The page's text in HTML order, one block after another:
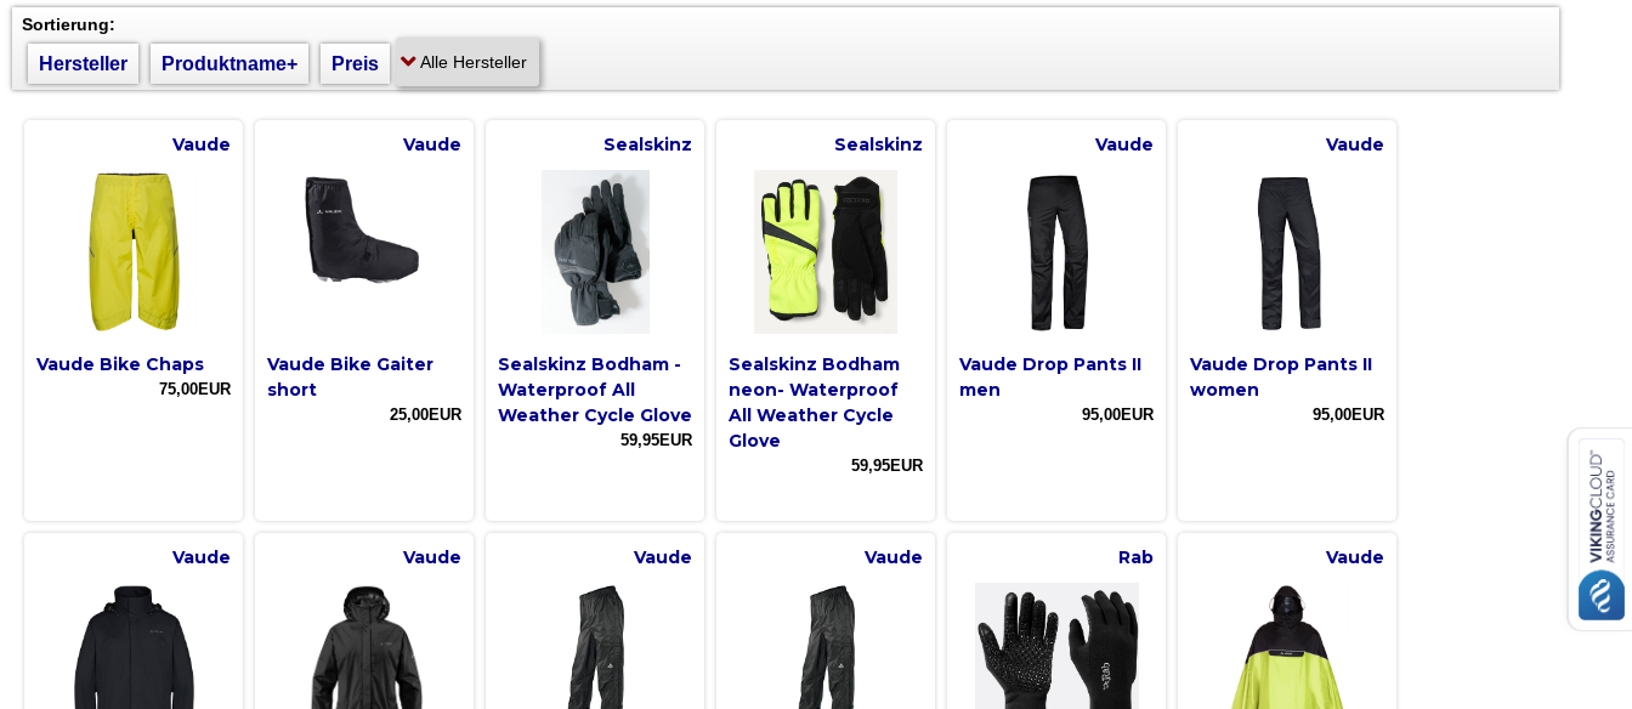
Sortierung:
Hersteller Produktname+ Preis
Vaude
Vaude Bike Chaps
75,00EUR
Vaude
Vaude Bike Gaiter
short
25,00EUR
Sealskinz
Sealskinz Bodham -
Waterproof All
Weather Cycle Glove
59,95EUR
Sealskinz
Sealskinz Bodham
neon- Waterproof
All Weather Cycle
Glove
59,95EUR
Vaude
Vaude Drop Pants II
men
95,00EUR
Vaude
Vaude Drop Pants II
women
95,00EUR
Vaude Vaude Vaude Vaude Rab Vaude